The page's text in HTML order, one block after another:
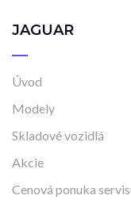
JAGUAR
Úvod
Modely
Skladové vozidlá
Akcie
Cenová ponuka